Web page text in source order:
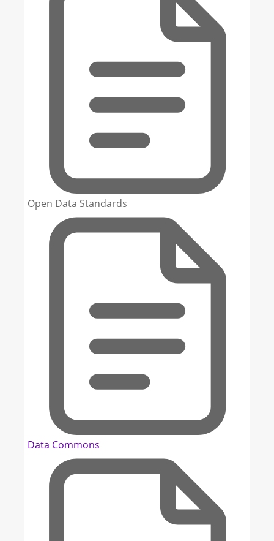
Open Data Standards
Data Commons